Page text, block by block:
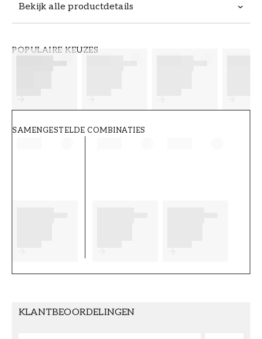
Bekijk alle productdetails
POPULAIRE KEUZES
SAMENGESTELDE COMBINATIES
KLANTBEOORDELINGEN